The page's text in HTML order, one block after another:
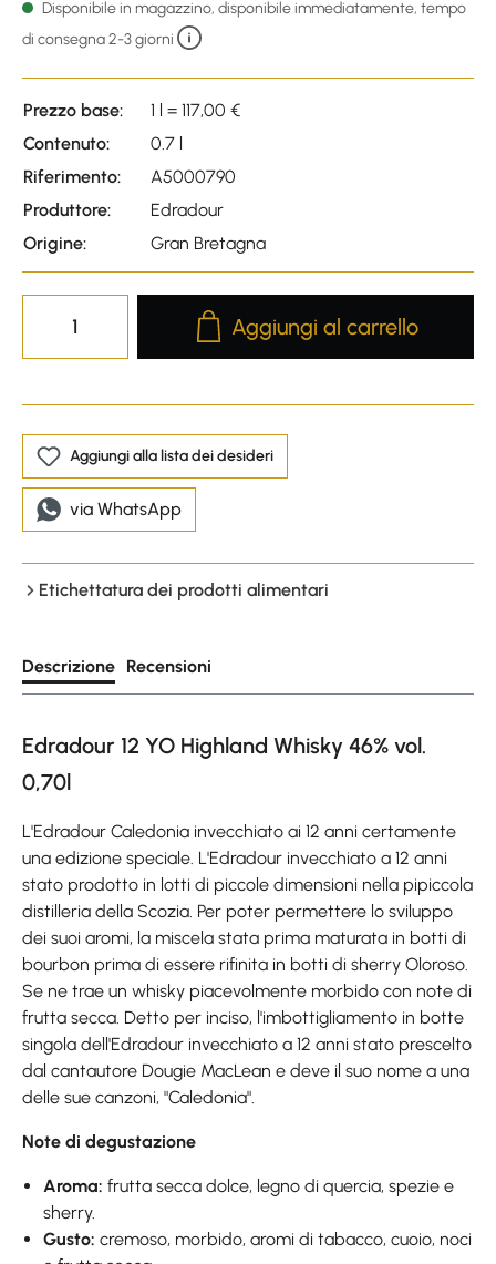
Disponibile in magazzino, disponibile immediatamente, tempo
di consegna 2-3 giorni
Prezzo base:
1 l = 117,00 €
Contenuto:
0.7 l
Riferimento:
A5000790
Produttore:
Edradour
Origine:
Gran Bretagna
Product Quantity: Enter the
Aggiungi al carrello
Aggiungi alla lista dei desideri
via WhatsApp
Etichettatura dei prodotti alimentari
Descrizione Recensioni
Edradour 12 YO Highland Whisky 46% vol.
0,70l
L'Edradour Caledonia invecchiato ai 12 anni certamente
una edizione speciale. L'Edradour invecchiato a 12 anni
stato prodotto in lotti di piccole dimensioni nella pipiccola
distilleria della Scozia. Per poter permettere lo sviluppo
dei suoi aromi, la miscela stata prima maturata in botti di
bourbon prima di essere rifinita in botti di sherry Oloroso.
Se ne trae un whisky piacevolmente morbido con note di
frutta secca. Detto per inciso, l'imbottigliamento in botte
singola dell'Edradour invecchiato a 12 anni stato prescelto
dal cantautore Dougie MacLean e deve il suo nome a una
delle sue canzoni, "Caledonia".
Note di degustazione
Aroma:frutta secca dolce, legno di quercia, spezie e
sherry.
Gusto:cremoso, morbido, aromi di tabacco, cuoio, noci